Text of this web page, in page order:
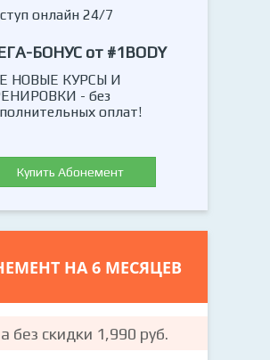
онлайн 24/7
БОНУС от #1BODY
НОВЫЕ КУРСЫ И
- без
оплат!
Купить Абонемент
НА 6 МЕСЯЦЕВ
без скидки 1,990 руб.